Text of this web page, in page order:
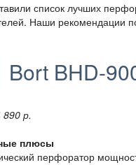
список лучших
Наши рекомендации
Bort BHD-
р.
плюсы
перфоратор